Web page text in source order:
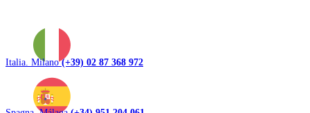
Italia. Milano(+39) 02 87 368 972